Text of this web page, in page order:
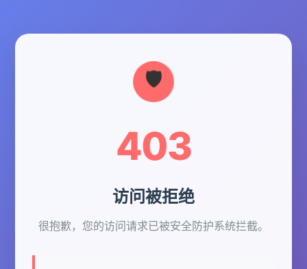
403
访问被拒绝
很抱歉，您的访问请求已被安全防护系统拦截。